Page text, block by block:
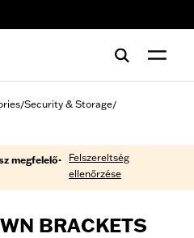
/Security & Storage/
megfelelő-
Felszereltség
ellenőrzése
BRACKETS